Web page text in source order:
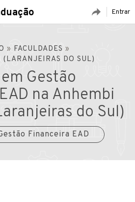
Entrar
» FACULDADES »
DO SUL)
Gestão
na Anhembi
do Sul)
Financeira EAD